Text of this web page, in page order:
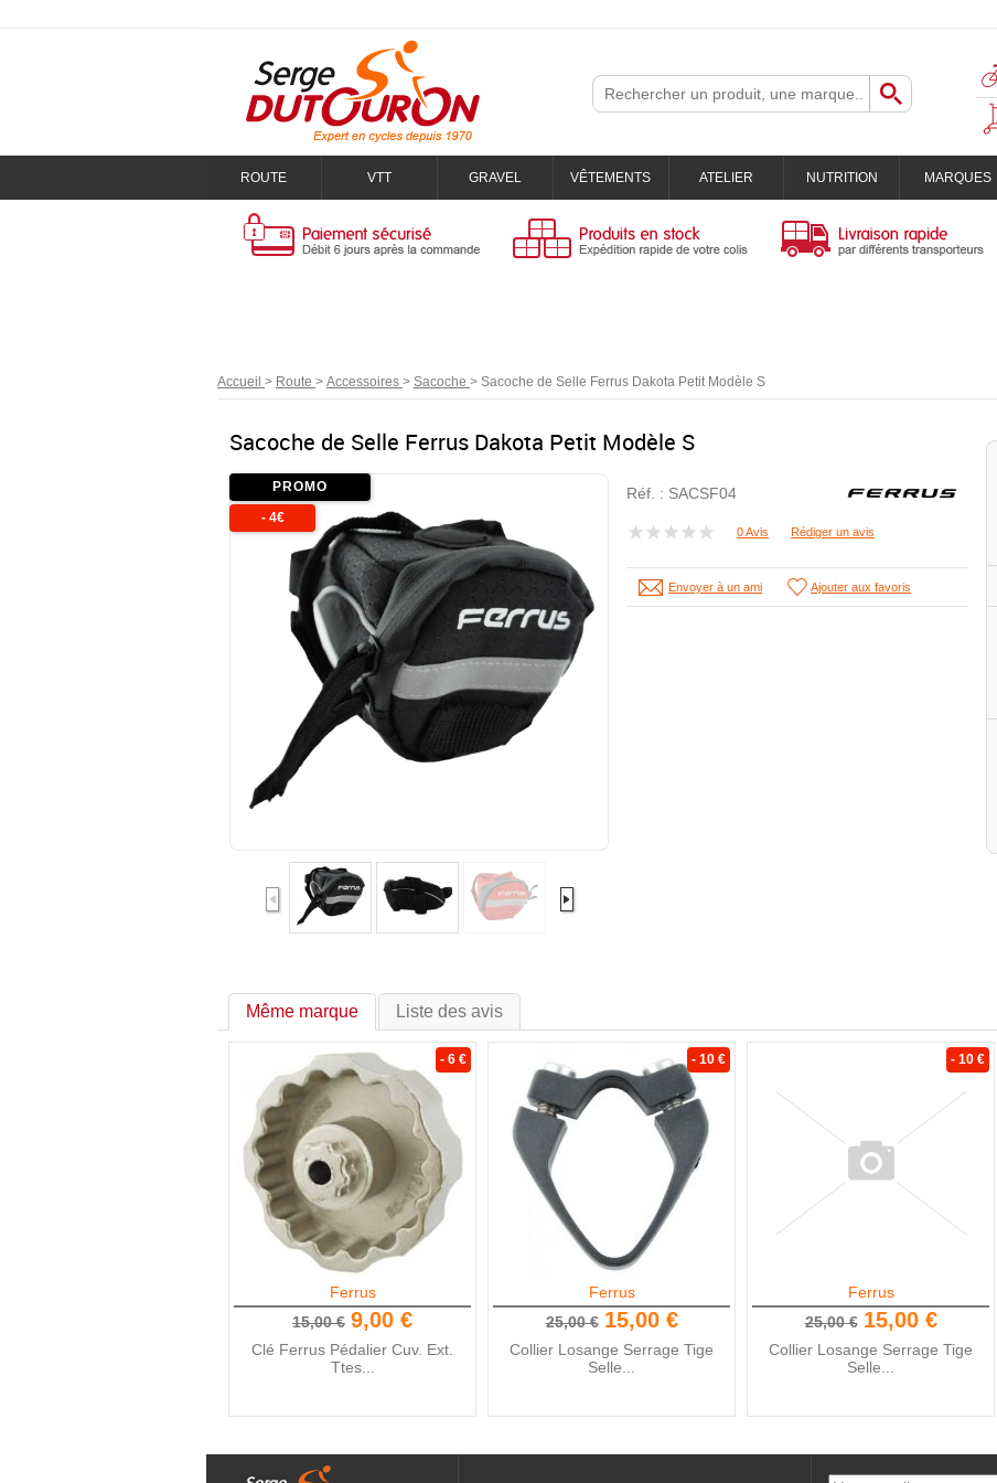
ROUTE VTT GRAVEL VÊTEMENTS ATELIER NUTRITION MARQUES
Accueil > Route > Accessoires > Sacoche > Sacoche de Selle Ferrus Dakota Petit Modèle S
Sacoche de Selle Ferrus Dakota Petit Modèle S
PROMO
- 4€
Réf. : SACSF04
0 Avis Rédiger un avis
Envoyer à un ami Ajouter aux favoris
Même marque Liste des avis
- 6 €
Ferrus
15,00 € 9,00 €
Clé Ferrus Pédalier Cuv. Ext.
Ttes...
- 10 €
Ferrus
25,00 € 15,00 €
Collier Losange Serrage Tige
Selle...
- 10 €
Ferrus
25,00 € 15,00 €
Collier Losange Serrage Tige
Selle...